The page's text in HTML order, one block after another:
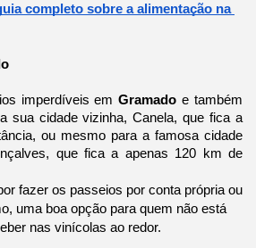
completo sobre a alimentação na
imperdíveis em Gramado e também
sua cidade vizinha, Canela, que fica a
ou mesmo para a famosa cidade
que fica a apenas 120 km de
fazer os passeios por conta própria ou
uma boa opção para quem não está
nas vinícolas ao redor.